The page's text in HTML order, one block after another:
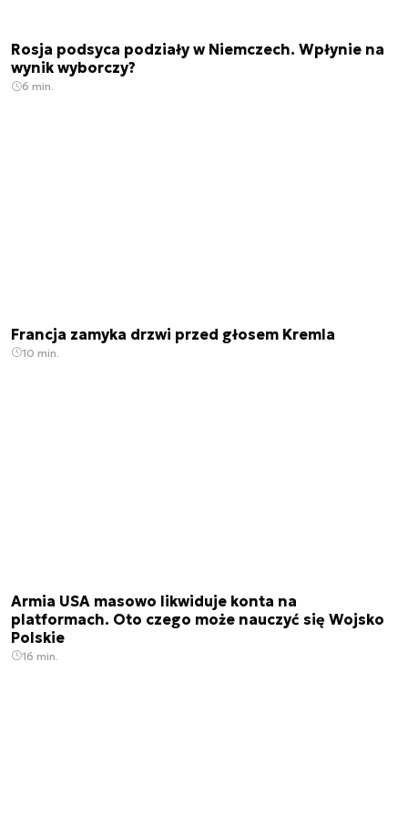
Rosja podsyca podziały w Niemczech. Wpłynie na
wynik wyborczy?
6 min.
Francja zamyka drzwi przed głosem Kremla
10 min.
Armia USA masowo likwiduje konta na
platformach. Oto czego może nauczyć się Wojsko
Polskie
16 min.